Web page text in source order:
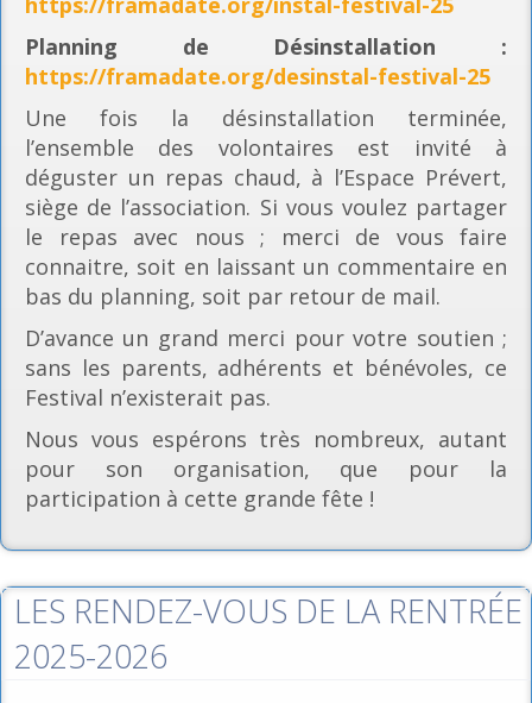
Planning de Désinstallation :
https://framadate.org/desinstal-festival-25
Une fois la désinstallation terminée,
l’ensemble des volontaires est invité à
déguster un repas chaud, à l’Espace Prévert,
siège de l’association. Si vous voulez partager
le repas avec nous ; merci de vous faire
connaitre, soit en laissant un commentaire en
bas du planning, soit par retour de mail.
D’avance un grand merci pour votre soutien ;
sans les parents, adhérents et bénévoles, ce
Festival n’existerait pas.
Nous vous espérons très nombreux, autant
pour son organisation, que pour la
participation à cette grande fête !
LES RENDEZ-VOUS DE LA RENTRÉE
2025-2026